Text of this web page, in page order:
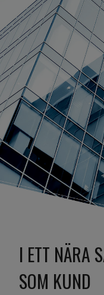
I ETT NÄRA
SOM KUND